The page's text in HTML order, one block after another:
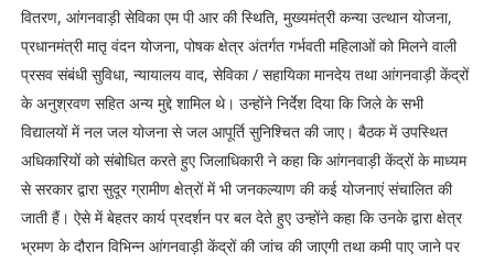
वितरण, आंगनवाड़ी सेविका एम पी आर की स्थिति, मुख्यमंत्री कन्या उत्थान योजना,
प्रधानमंत्री मातृ वंदन योजना, पोषक क्षेत्र अंतर्गत गर्भवती महिलाओं को मिलने वाली
प्रसव संबंधी सुविधा, न्यायालय वाद, सेविका / सहायिका मानदेय तथा आंगनवाड़ी केंद्रों
के अनुश्रवण सहित अन्य मुद्दे शामिल थे। उन्होंने निर्देश दिया कि जिले के सभी
विद्यालयों में नल जल योजना से जल आपूर्ति सुनिश्चित की जाए। बैठक में उपस्थित
अधिकारियों को संबोधित करते हुए जिलाधिकारी ने कहा कि आंगनवाड़ी केंद्रों के माध्यम
से सरकार द्वारा सुदूर ग्रामीण क्षेत्रों में भी जनकल्याण की कई योजनाएं संचालित की
जाती हैं। ऐसे में बेहतर कार्य प्रदर्शन पर बल देते हुए उन्होंने कहा कि उनके द्वारा क्षेत्र
भ्रमण के दौरान विभिन्न आंगनवाड़ी केंद्रों की जांच की जाएगी तथा कमी पाए जाने पर